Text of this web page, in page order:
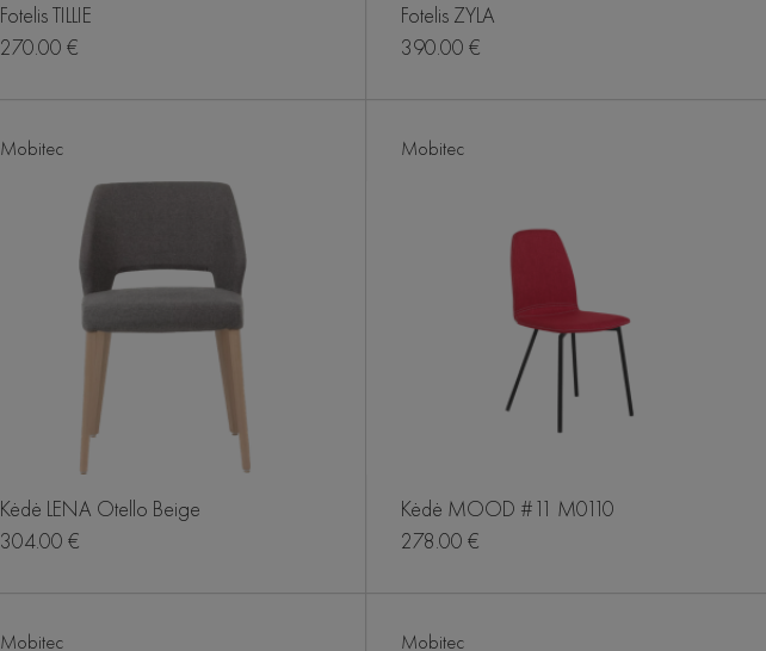
Fotelis TILLIE
270.00 €
Fotelis ZYLA
390.00 €
Mobitec
Kėdė LENA Otello Beige
304.00 €
Mobitec
Kėdė MOOD #11 M0110
278.00 €
Mobitec Mobitec